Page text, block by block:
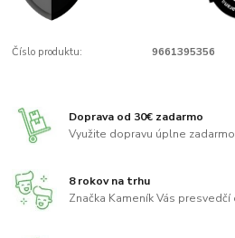
Číslo produktu: 9661395356
Doprava od 30€ zadarmo
Využite dopravu úplne zadarmo
8 rokov na trhu
Značka Kameník Vás presvedčí